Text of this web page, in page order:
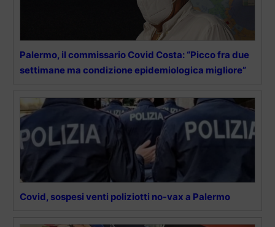
Palermo, il commissario Covid Costa: “Picco fra due
settimane ma condizione epidemiologica migliore”
Covid, sospesi venti poliziotti no-vax a Palermo